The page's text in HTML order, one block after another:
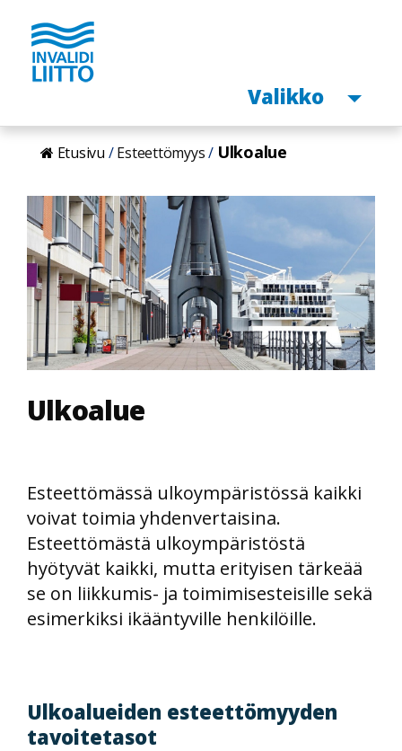
Hyppää
pääsisältöön
Avaa
Valikko
Etusivu Esteettömyys Ulkoalue
Ulkoalue
Esteettömässä ulkoympäristössä kaikki
voivat toimia yhdenvertaisina.
Esteettömästä ulkoympäristöstä
hyötyvät kaikki, mutta erityisen tärkeää
se on liikkumis- ja toimimisesteisille sekä
esimerkiksi ikääntyville henkilöille.
Ulkoalueiden esteettömyyden
tavoitetasot